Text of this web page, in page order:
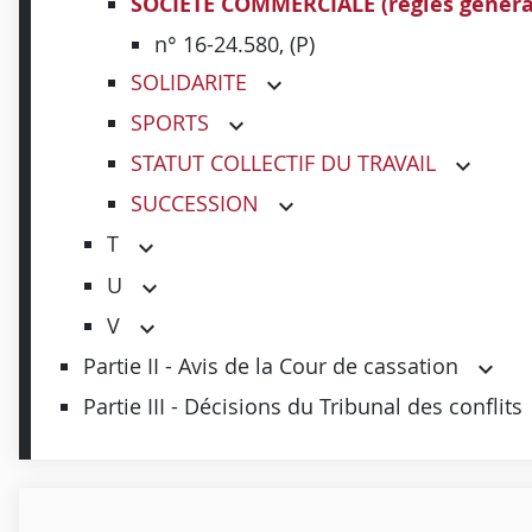
n° 16-24.580, (P)
SOLIDARITE
SPORTS
STATUT COLLECTIF DU TRAVAIL
SUCCESSION
T
U
V
Partie II - Avis de la Cour de cassation
Partie III - Décisions du Tribunal des conflits